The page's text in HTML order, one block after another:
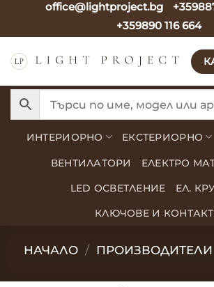
office@lightproject.bg
+359890 116 664
ИНТЕРИОРНО ЕКСТЕРИОРНО
ВЕНТИЛАТОРИ ЕЛЕКТРО
LED ОСВЕТЛЕНИЕ ЕЛ.
КЛЮЧОВЕ И
НАЧАЛО / ПРОИЗВОДИТЕЛИ